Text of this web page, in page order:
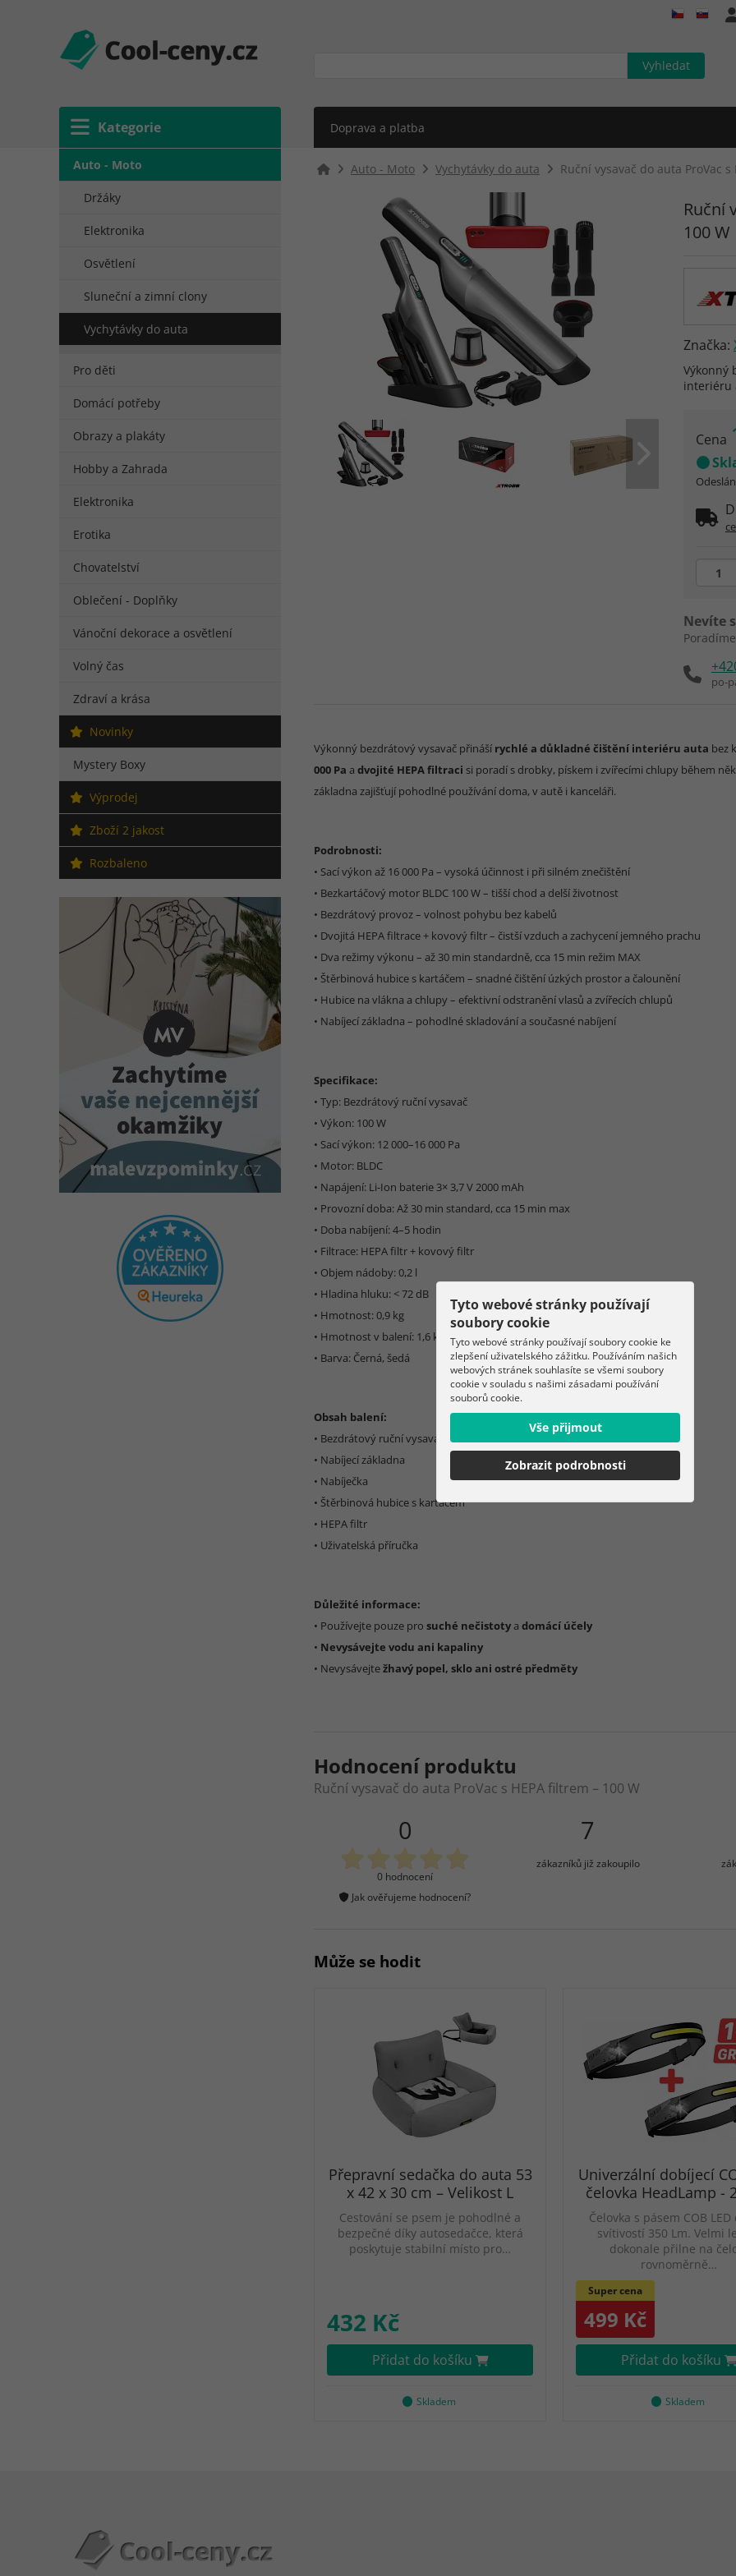
Kategorie Doprava a platba
Auto - Moto
Držáky
Elektronika
Osvětlení
Sluneční a zimní clony
Vychytávky do auta
Pro děti
Domácí potřeby
Obrazy a plakáty
Hobby a Zahrada
Elektronika
Erotika
Chovatelství
Oblečení - Doplňky
Vánoční dekorace a osvětlení
Volný čas
Zdraví a krása
Novinky
Mystery Boxy
Výprodej
Zboží 2 jakost
Rozbaleno
Auto - Moto Vychytávky do auta Ruční vysavač do auta ProVac s
Ruční
100 W
Značka:
Výkonný
interiéru
Cena
Nevíte
po-
Výkonný bezdrátový vysavač přináší rychlé a důkladné čištění interiéru auta bez
000 Pa a dvojité HEPA filtraci si poradí s drobky, pískem i zvířecími chlupy během
základna zajišťují pohodlné používání doma, v autě i kanceláři.
Podrobnosti:
• Sací výkon až 16 000 Pa – vysoká účinnost i při silném znečištění
• Bezkartáčový motor BLDC 100 W – tišší chod a delší životnost
• Bezdrátový provoz – volnost pohybu bez kabelů
• Dvojitá HEPA filtrace + kovový filtr – čistší vzduch a zachycení jemného prachu
• Dva režimy výkonu – až 30 min standardně, cca 15 min režim MAX
• Štěrbinová hubice s kartáčem – snadné čištění úzkých prostor a čalounění
• Hubice na vlákna a chlupy – efektivní odstranění vlasů a zvířecích chlupů
• Nabíjecí základna – pohodlné skladování a současné nabíjení
Specifikace:
• Typ: Bezdrátový ruční vysavač
• Výkon: 100 W
• Sací výkon: 12 000–16 000 Pa
• Motor: BLDC
• Napájení: Li-Ion baterie 3× 3,7 V 2000 mAh
• Provozní doba: Až 30 min standard, cca 15 min max
• Doba nabíjení: 4–5 hodin
• Filtrace: HEPA filtr + kovový filtr
• Objem nádoby: 0,2 l
• Hladina hluku: < 72 dB
• Hmotnost: 0,9 kg
• Hmotnost v balení: 1,6 kg
• Barva: Černá, šedá
Obsah balení:
• Bezdrátový ruční vysavač
• Nabíjecí základna
• Nabíječka
• Štěrbinová hubice s kartáčem
• HEPA filtr
• Uživatelská příručka
Důležité informace:
• Používejte pouze pro suché nečistotya domácí účely
• Nevysávejte vodu ani kapaliny
• Nevysávejtežhavý popel, sklo ani ostré předměty
Hodnocení produktu
Ruční vysavač do auta ProVac s HEPA filtrem – 100 W
0
0 hodnocení
Jak ověřujeme hodnocení?
7
zákazníků již zakoupilo
Může se hodit
Přepravní sedačka do auta 53
x 42 x 30 cm – Velikost L
Cestování se psem je pohodlné a
bezpečné díky autosedačce, která
poskytuje stabilní místo pro…
432 Kč
Přidat do košíku
Skladem
Univerzální dobíjecí
čelovka HeadLamp -
Čelovka s pásem COB
svítivostí 350 Lm. Velmi
dokonale přilne na
rovnoměrně…
Super cena
499 Kč
Přidat do košíku
Skladem
Tyto webové stránky používají
soubory cookie
Tyto webové stránky používají soubory cookie ke
zlepšení uživatelského zážitku. Používáním našich
webových stránek souhlasíte se všemi soubory
cookie v souladu s našimi zásadami používání
souborů cookie.
Vše přijmout
Zobrazit podrobnosti